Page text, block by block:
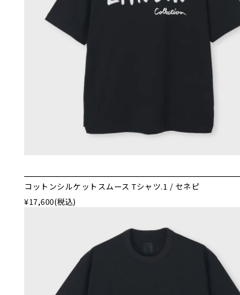
コットンシルケットスムース Tシャツ.1 / セネピ
¥17,600(税込)